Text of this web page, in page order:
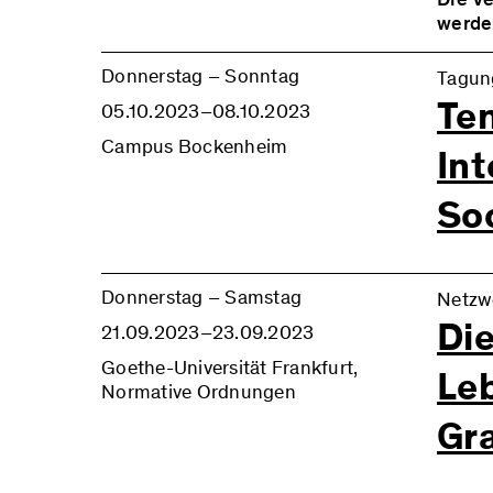
La
an
Hohe
Donnerstag – Sonntag
05.10.2023–08.10.2023
Campus Bockenheim
The
take
and
Donnerstag – Samstag
21.09.2023–23.09.2023
Goethe-Universität Frankfurt,
Normative Ordnungen